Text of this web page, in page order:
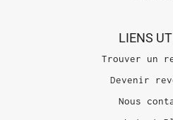
LIENS
Trouver un
Devenir
Nous